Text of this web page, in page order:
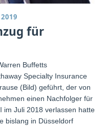
für
Buffetts
Specialty Insurance
(Bild) geführt, der von
einen Nachfolger für
Juli 2018 verlassen hatte.
bislang in Düsseldorf